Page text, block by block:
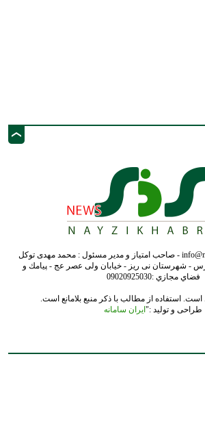
نشانی ایمیل: info@nayzinews.ir - صاحب امتیاز و مدیر مسئول : محمد مهدی توکل
- شهرستان نی ریز - خیابان ولی عصر عج - پيامك و
فضاي مجازي :09020925030
استفاده از مطالب با ذکر منبع بلامانع است.
طراحی و تولید :" ایران سامانه